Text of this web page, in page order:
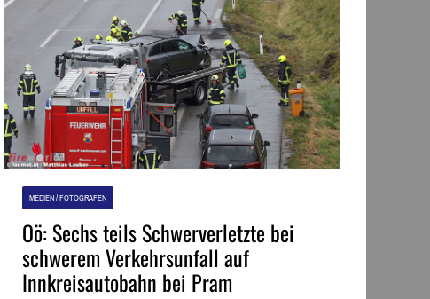
MEDIEN / FOTOGRAFEN
Oö: Sechs teils Schwerverletzte bei
schwerem Verkehrsunfall auf
Innkreisautobahn bei Pram